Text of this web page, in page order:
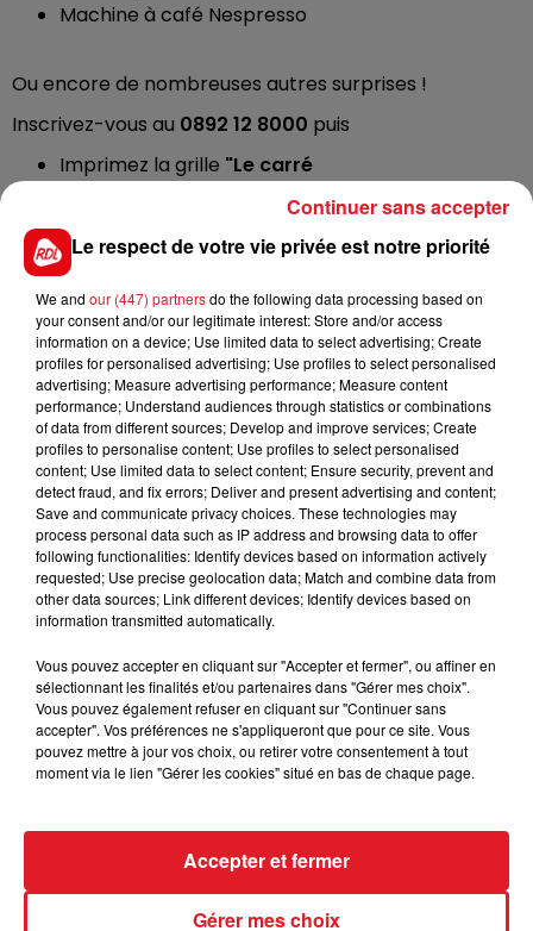
Machine à café Nespresso
Ou encore de nombreuses autres surprises !
Inscrivez-vous au 0892 12 8000 puis
Imprimez la grille "Le carré
CLIQUANT JUSTE ICI
Suivez & cochez les cases chaque matin pour
augmenter vos chances de réussite !
FIL D'ACTUS
15 juillet 2026
BÉTHUNE: ENQUÊTE POUR HOMICIDE
Selon les premiers éléments, le logement servait
à des prostituées
13 juillet 2026
WINGLES: UN JEUNE PERD LA VIE, NOYÉ À
Le respect de votre vie privée est notre priorité
We and our (447) partnersdo the following data processing based on
your consent and/or our legitimate interest: Store and/or access
information on a device; Use limited data to select advertising; Create
profiles for personalised advertising; Use profiles to select personalised
advertising; Measure advertising performance; Measure content
performance; Understand audiences through statistics or combinations
of data from different sources; Develop and improve services; Create
profiles to personalise content; Use profiles to select personalised
content; Use limited data to select content; Ensure security, prevent and
detect fraud, and fix errors; Deliver and present advertising and content;
Save and communicate privacy choices. These technologies may
process personal data such as IP address and browsing data to offer
following functionalities: Identify devices based on information actively
requested; Use precise geolocation data; Match and combine data from
other data sources; Link different devices; Identify devices based on
information transmitted automatically.
Vous pouvez accepter en cliquant sur "Accepter et fermer", ou affiner en
sélectionnant les finalités et/ou partenaires dans "Gérer mes choix".
Vous pouvez également refuser en cliquant sur "Continuer sans
accepter". Vos préférences ne s'appliqueront que pour ce site. Vous
pouvez mettre à jour vos choix, ou retirer votre consentement à tout
moment via le lien "Gérer les cookies" situé en bas de chaque page.
Gérer mes choix
Accepter et fermer
Continuer sans accepter